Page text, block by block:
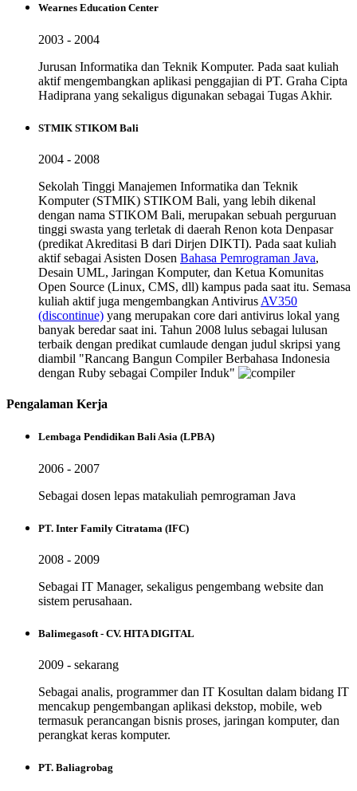
Wearnes Education Center
2003 - 2004
Jurusan Informatika dan Teknik Komputer. Pada saat kuliah
aktif mengembangkan aplikasi penggajian di PT. Graha Cipta
Hadiprana yang sekaligus digunakan sebagai Tugas Akhir.
STMIK STIKOM Bali
2004 - 2008
Sekolah Tinggi Manajemen Informatika dan Teknik
Komputer (STMIK) STIKOM Bali, yang lebih dikenal
dengan nama STIKOM Bali, merupakan sebuah perguruan
tinggi swasta yang terletak di daerah Renon kota Denpasar
(predikat Akreditasi B dari Dirjen DIKTI). Pada saat kuliah
aktif sebagai Asisten Dosen Bahasa Pemrograman Java,
Desain UML, Jaringan Komputer, dan Ketua Komunitas
Open Source (Linux, CMS, dll) kampus pada saat itu. Semasa
kuliah aktif juga mengembangkan Antivirus AV350
(discontinue) yang merupakan core dari antivirus lokal yang
banyak beredar saat ini. Tahun 2008 lulus sebagai lulusan
terbaik dengan predikat cumlaude dengan judul skripsi yang
diambil "Rancang Bangun Compiler Berbahasa Indonesia
dengan Ruby sebagai Compiler Induk"
Pengalaman Kerja
Lembaga Pendidikan Bali Asia (LPBA)
2006 - 2007
Sebagai dosen lepas matakuliah pemrograman Java
PT. Inter Family Citratama (IFC)
2008 - 2009
Sebagai IT Manager, sekaligus pengembang website dan
sistem perusahaan.
Balimegasoft - CV. HITA DIGITAL
2009 - sekarang
Sebagai analis, programmer dan IT Kosultan dalam bidang IT
mencakup pengembangan aplikasi dekstop, mobile, web
termasuk perancangan bisnis proses, jaringan komputer, dan
perangkat keras komputer.
PT. Baliagrobag